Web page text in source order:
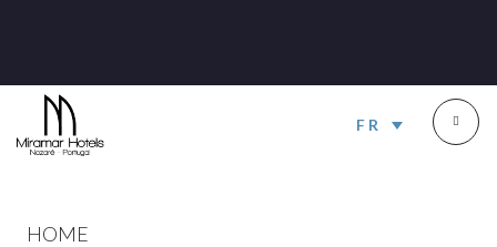
FR
HOME